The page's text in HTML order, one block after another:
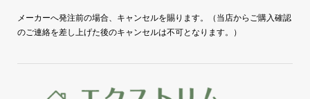
メーカーへ発注前の場合、キャンセルを賜ります。（当店からご購入確認
のご連絡を差し上げた後のキャンセルは不可となります。）